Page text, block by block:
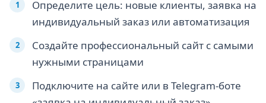
Определите цель: новые клиенты, заявка на
индивидуальный заказ или автоматизация
Создайте профессиональный сайт с самыми
нужными страницами
Подключите на сайте или в Telegram-боте